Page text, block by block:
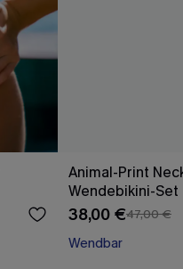
Animal-Print
Wendebikini-Set
38,00 €47,00 €
Wendbar